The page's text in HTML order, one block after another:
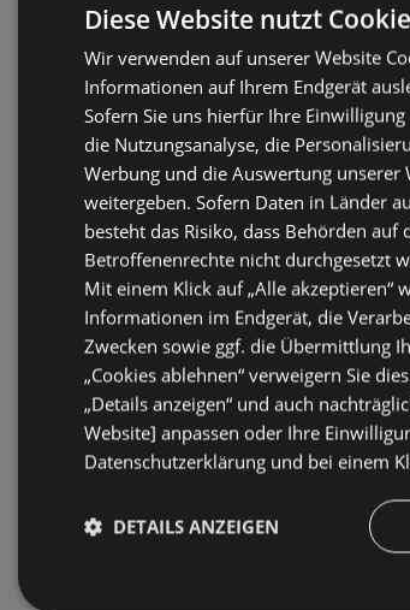
Diese Website nutzt
Wir verwenden auf unserer Website
Informationen auf Ihrem Endgerät
Sofern Sie uns hierfür Ihre
die Nutzungsanalyse, die
Werbung und die Auswertung unserer
weitergeben. Sofern Daten in Länder
besteht das Risiko, dass Behörden
Betroffenenrechte nicht durchgesetzt
Mit einem Klick auf „Alle akzeptieren“
Informationen im Endgerät, die
Zwecken sowie ggf. die Übermittlung
„Cookies ablehnen“ verweigern Sie
„Details anzeigen“ und auch
Website] anpassen oder Ihre
Datenschutzerklärung und bei einem
DETAILS ANZEIGEN